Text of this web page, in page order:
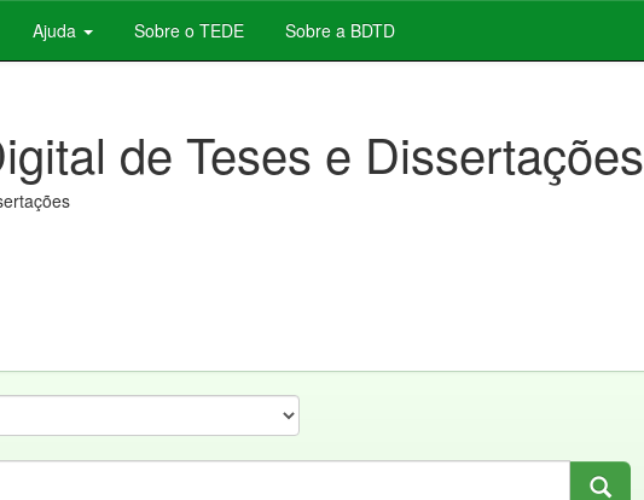
Ajuda Sobre o TEDE Sobre a BDTD
de Teses e Dissertações